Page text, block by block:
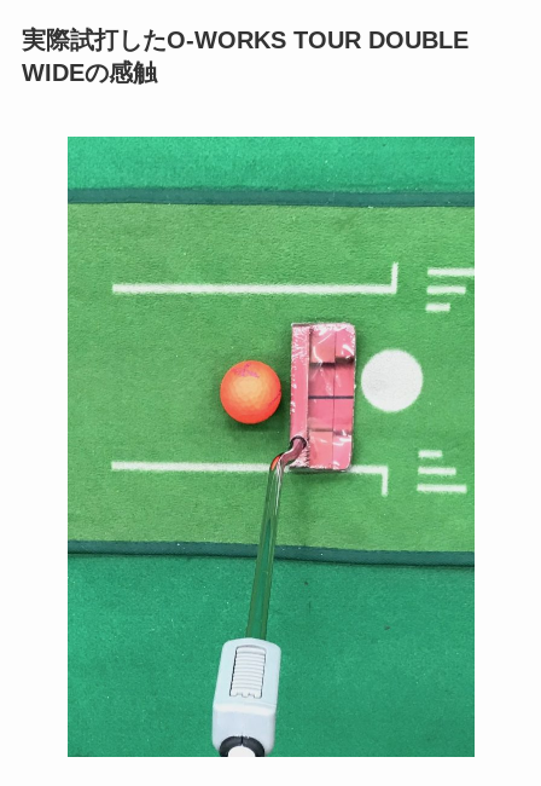
実際試打したO-WORKS TOUR DOUBLE
WIDEの感触